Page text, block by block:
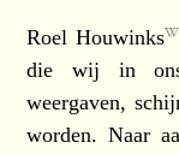
Roel Houwinks
die wij in
weergaven,
worden. Naar